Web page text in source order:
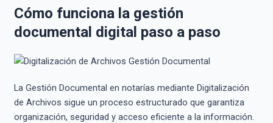
Cómo funciona la gestión
documental digital paso a paso
La Gestión Documental en notarías mediante Digitalización
de Archivos sigue un proceso estructurado que garantiza
organización, seguridad y acceso eficiente a la información.